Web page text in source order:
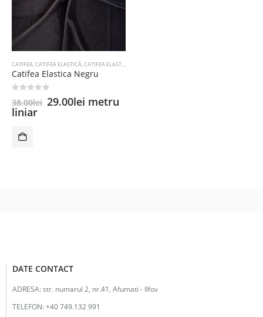
CATIFEA,CATIFEA ELASTICĂ,CATIFEA ELASTICĂ UNI CHINA
Catifea Elastica Negru
38.00lei Prețul
29.00lei Prețul
metru
liniar
DATE CONTACT
ADRESA:str. numarul 2, nr.41, Afumati - Ilfov
TELEFON:+40 749.132 991